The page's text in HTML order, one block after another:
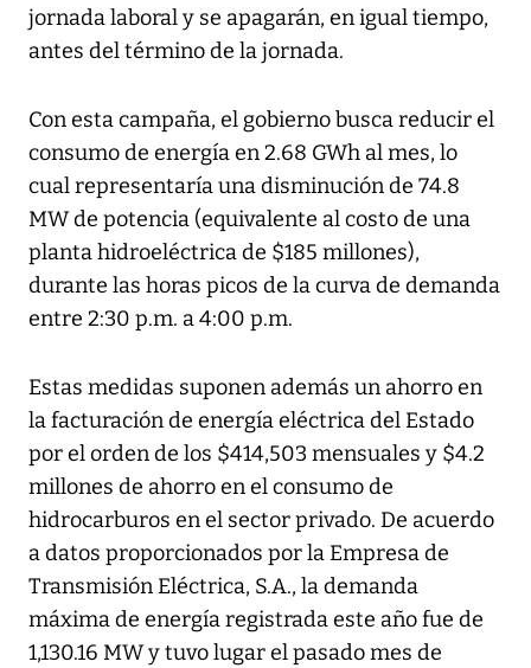
jornada laboral y se apagarán, en igual tiempo,
antes del término de la jornada.
Con esta campaña, el gobierno busca reducir el
consumo de energía en 2.68 GWh al mes, lo
cual representaría una disminución de 74.8
MW de potencia (equivalente al costo de una
planta hidroeléctrica de $185 millones),
durante las horas picos de la curva de demanda
entre 2:30 p.m. a 4:00 p.m.
Estas medidas suponen además un ahorro en
la facturación de energía eléctrica del Estado
por el orden de los $414,503 mensuales y $4.2
millones de ahorro en el consumo de
hidrocarburos en el sector privado. De acuerdo
a datos proporcionados por la Empresa de
Transmisión Eléctrica, S.A., la demanda
máxima de energía registrada este año fue de
1,130.16 MW y tuvo lugar el pasado mes de